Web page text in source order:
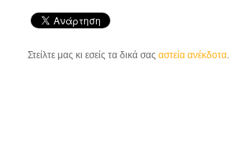
Στείλτε μας κι εσείς τα δικά σαςαστεία ανέκδοτα.